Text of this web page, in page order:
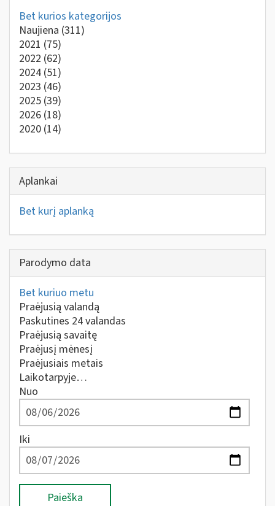
Bet kurios kategorijos
Naujiena (311)
2021 (75)
2022 (62)
2024 (51)
2023 (46)
2025 (39)
2026 (18)
2020 (14)
Aplankai
Bet kurį aplanką
Parodymo data
Bet kuriuo metu
Praėjusią valandą
Paskutines 24 valandas
Praėjusią savaitę
Praėjusį mėnesį
Praėjusiais metais
Laikotarpyje…
Nuo
Iki
Paieška